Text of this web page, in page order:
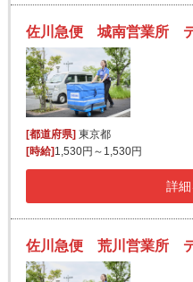
[都道府県]東京都
[時給]1,530円～1,530円
詳